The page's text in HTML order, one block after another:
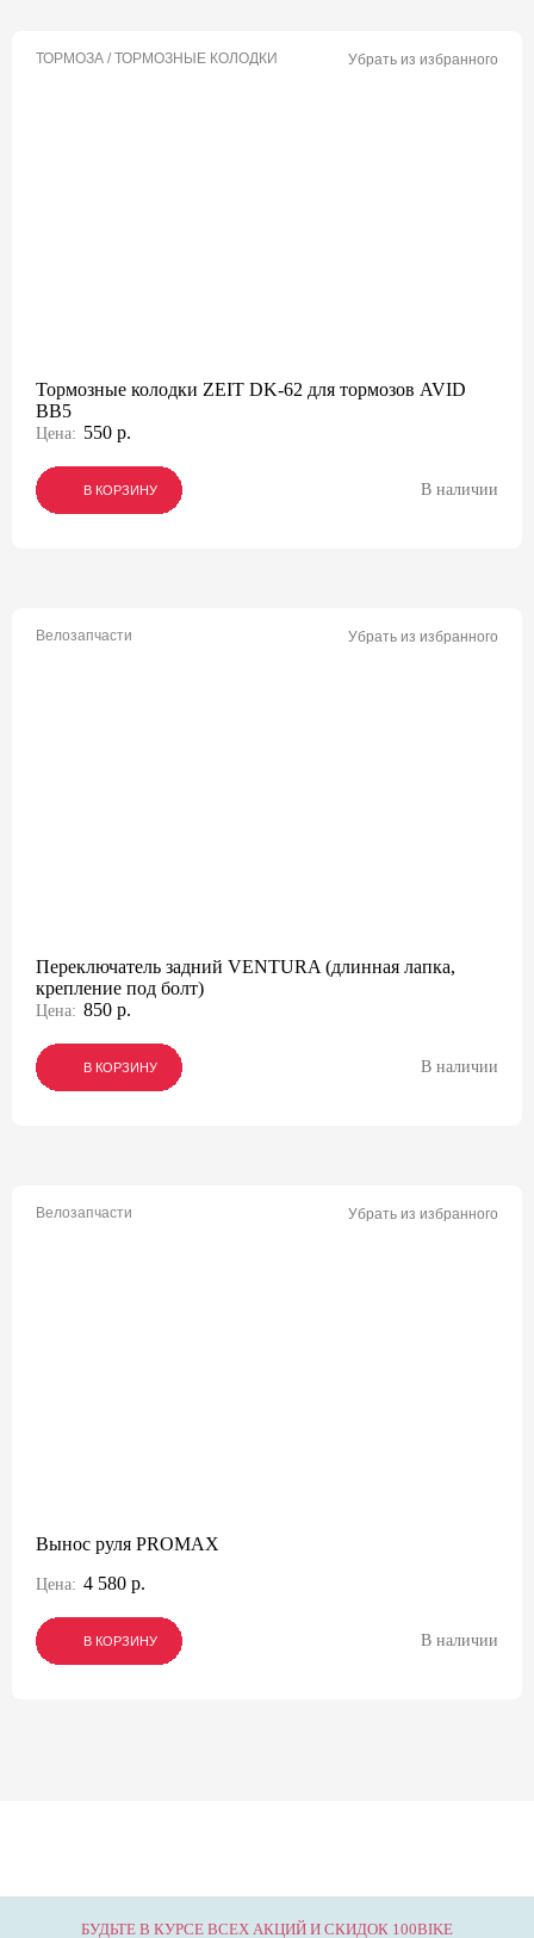
ТОРМОЗА / ТОРМОЗНЫЕ КОЛОДКИ Убрать из избранного
Тормозные колодки ZEIT DK-62 для тормозов AVID
BB5
Цена: 550 р.
В КОРЗИНУ
В КОРЗИНУ
В КОРЗИНУ В наличии
Велозапчасти Убрать из избранного
Переключатель задний VENTURA (длинная лапка,
крепление под болт)
Цена: 850 р.
В КОРЗИНУ
В КОРЗИНУ
В КОРЗИНУ В наличии
Велозапчасти Убрать из избранного
Вынос руля PROMAX
Цена: 4 580 р.
В КОРЗИНУ
В КОРЗИНУ
В КОРЗИНУ В наличии
БУДЬТЕ В КУРСЕ ВСЕХ АКЦИЙ И СКИДОК 100BIKE